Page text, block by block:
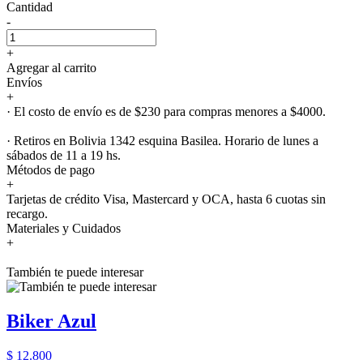
Cantidad
-
+
Agregar al carrito
Envíos
+
· El costo de envío es de $230 para compras menores a $4000.
· Retiros en Bolivia 1342 esquina Basilea. Horario de lunes a
sábados de 11 a 19 hs.
Métodos de pago
+
Tarjetas de crédito Visa, Mastercard y OCA, hasta 6 cuotas sin
recargo.
Materiales y Cuidados
+
También te puede interesar
Biker Azul
$ 12.800